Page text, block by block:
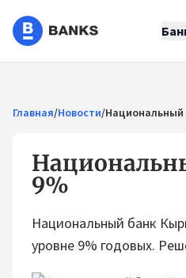
Главная/Новости/Национальный
9%
Национальный банк
уровне 9% годовых.